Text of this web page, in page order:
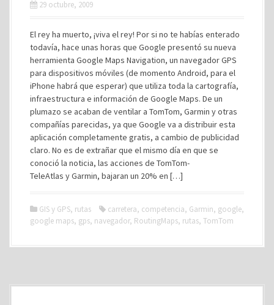
29 octubre, 2009
El rey ha muerto, ¡viva el rey! Por si no te habías enterado
todavía, hace unas horas que Google presentó su nueva
herramienta Google Maps Navigation, un navegador GPS
para dispositivos móviles (de momento Android, para el
iPhone habrá que esperar) que utiliza toda la cartografía,
infraestructura e información de Google Maps. De un
plumazo se acaban de ventilar a TomTom, Garmin y otras
compañías parecidas, ya que Google va a distribuir esta
aplicación completamente gratis, a cambio de publicidad
claro. No es de extrañar que el mismo día en que se
conoció la noticia, las acciones de TomTom-
TeleAtlas y Garmin, bajaran un 20% en […]
GIS y GPS, rutas carretera, competencia, Garmin, google,
google maps, gps, navegador, RoutingMaps, rutas, TomTom